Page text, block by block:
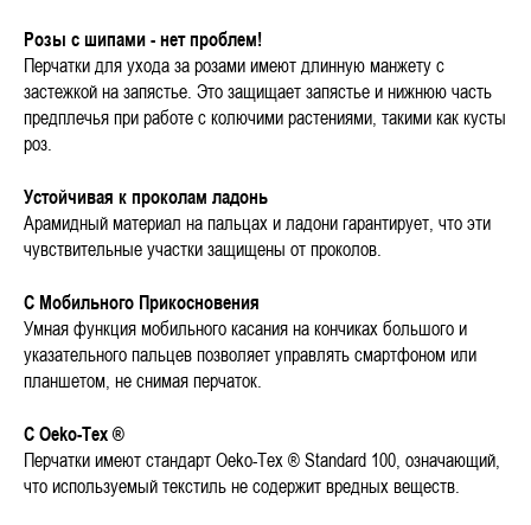
Розы с шипами - нет проблем!
Перчатки для ухода за розами имеют длинную манжету с
застежкой на запястье. Это защищает запястье и нижнюю часть
предплечья при работе с колючими растениями, такими как кусты
роз.
Устойчивая к проколам ладонь
Арамидный материал на пальцах и ладони гарантирует, что эти
чувствительные участки защищены от проколов.
С Мобильного Прикосновения
Умная функция мобильного касания на кончиках большого и
указательного пальцев позволяет управлять смартфоном или
планшетом, не снимая перчаток.
С Oeko-Tex ®
Перчатки имеют стандарт Oeko-Tex ® Standard 100, означающий,
что используемый текстиль не содержит вредных веществ.